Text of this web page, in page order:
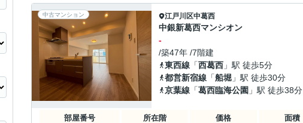
中古マンション 江戸川区中葛西
中銀新葛西マンシオン
-
/築47年 /7階建
東西線 「西葛西 」駅 徒歩5分
都営新宿線 「船堀 」駅 徒歩30分
京葉線 「葛西臨海公園 」駅 徒歩38分
部屋番号 所在階 価格 面積